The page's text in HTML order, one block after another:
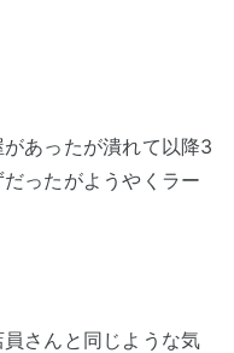
あったが潰れて以降3
ったがようやくラー
さんと同じような気